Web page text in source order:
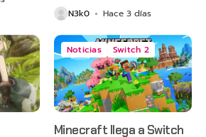
N3k0 Hace 3 días
Noticias Switch 2
Minecraft llega a Switch